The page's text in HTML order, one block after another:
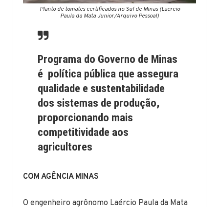
Planto de tomates certificados no Sul de Minas (Laercio
Paula da Mata Junior/Arquivo Pessoal)
Programa do Governo de Minas
é política pública que assegura
qualidade e sustentabilidade
dos sistemas de produção,
proporcionando mais
competitividade aos
agricultores
COM AGÊNCIA MINAS
O engenheiro agrônomo Laércio Paula da Mata